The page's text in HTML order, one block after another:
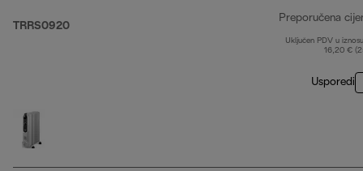
TRRS0920
Preporučena
Uključen PDV u
16,20 €
Usporedi